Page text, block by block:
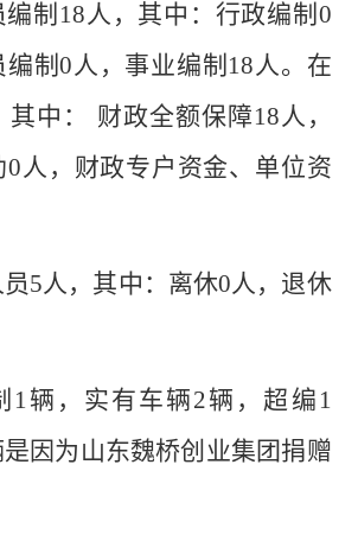
制 18人，其中：行政编制 0
编制0人 ， 事业编制 18人。在
其中： 财政全额保障18人，
0人， 财政专户资金、单位资
5人，其中：离休0人，退休
1辆，实有车辆2辆，超编 1
因为山东魏桥创业集团捐赠